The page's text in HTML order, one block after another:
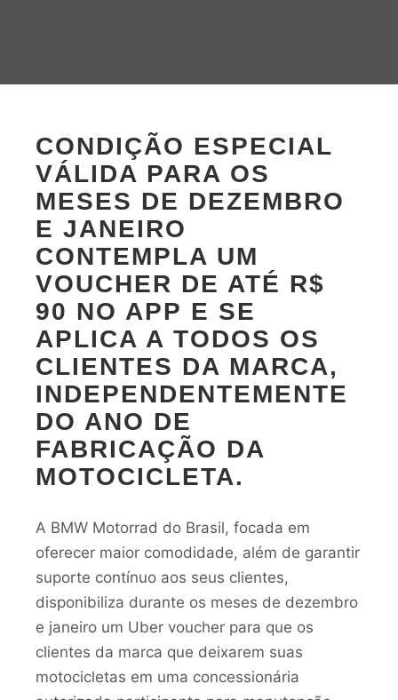
CONDIÇÃO ESPECIAL
VÁLIDA PARA OS
MESES DE DEZEMBRO
E JANEIRO
CONTEMPLA UM
VOUCHER DE ATÉ R$
90 NO APP E SE
APLICA A TODOS OS
CLIENTES DA MARCA,
INDEPENDENTEMENTE
DO ANO DE
FABRICAÇÃO DA
MOTOCICLETA.
A BMW Motorrad do Brasil, focada em
oferecer maior comodidade, além de garantir
suporte contínuo aos seus clientes,
disponibiliza durante os meses de dezembro
e janeiro um Uber voucher para que os
clientes da marca que deixarem suas
motocicletas em uma concessionária